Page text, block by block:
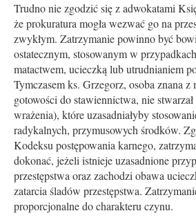
Trudno nie zgodzić się z adwokatami
że prokuratura mogła wezwać go na
zwykłym. Zatrzymanie powinno być
ostatecznym, stosowanym w
matactwem, ucieczką lub utrudnianiem
Tymczasem ks. Grzegorz, osoba znana z
gotowości do stawiennictwa, nie
wrażenia), które uzasadniałyby
radykalnych, przymusowych środków.
Kodeksu postępowania karnego,
dokonać, jeżeli istnieje uzasadnione
przestępstwa oraz zachodzi obawa
zatarcia śladów przestępstwa.
proporcjonalne do charakteru czynu.